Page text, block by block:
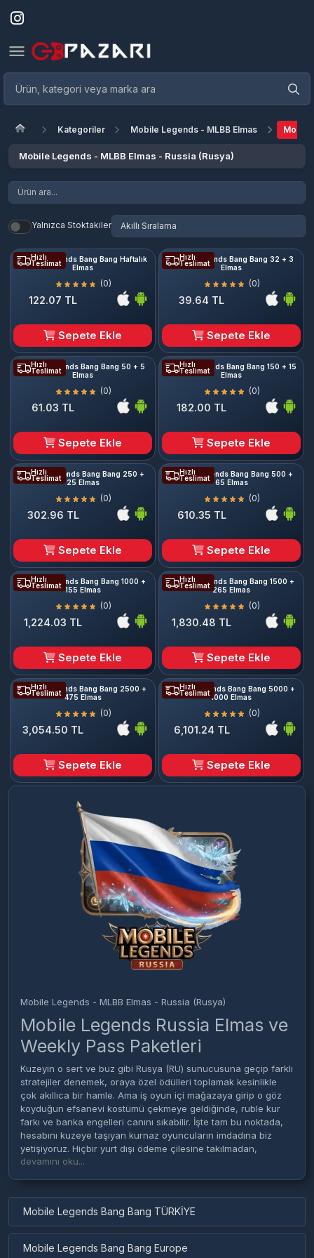
Kategoriler Mobile Legends - MLBB Elmas Mobile
Mobile Legends - MLBB Elmas - Russia (Rusya)
Yalnızca Stoktakiler
Hızlı
Teslimat
Mobile Legends Bang Bang Haftalık
Elmas
(0)
122.07 TL
Sepete Ekle
Hızlı
Teslimat
Mobile Legends Bang Bang 32 + 3
Elmas
(0)
39.64 TL
Sepete Ekle
Hızlı
Teslimat
Mobile Legends Bang Bang 50 + 5
Elmas
(0)
61.03 TL
Sepete Ekle
Hızlı
Teslimat
Mobile Legends Bang Bang 150 + 15
Elmas
(0)
182.00 TL
Sepete Ekle
Hızlı
Teslimat
Mobile Legends Bang Bang 250 +
25 Elmas
(0)
302.96 TL
Sepete Ekle
Hızlı
Teslimat
Mobile Legends Bang Bang 500 +
65 Elmas
(0)
610.35 TL
Sepete Ekle
Hızlı
Teslimat
Mobile Legends Bang Bang 1000 +
155 Elmas
(0)
1,224.03 TL
Sepete Ekle
Hızlı
Teslimat
Mobile Legends Bang Bang 1500 +
265 Elmas
(0)
1,830.48 TL
Sepete Ekle
Hızlı
Teslimat
Mobile Legends Bang Bang 2500 +
475 Elmas
(0)
3,054.50 TL
Sepete Ekle
Hızlı
Teslimat
Mobile Legends Bang Bang 5000 +
1000 Elmas
(0)
6,101.24 TL
Sepete Ekle
Mobile Legends - MLBB Elmas - Russia (Rusya)
Mobile Legends Russia Elmas ve
Weekly Pass Paketleri
Kuzeyin o sert ve buz gibi Rusya (RU) sunucusuna geçip farklı
stratejiler denemek, oraya özel ödülleri toplamak kesinlikle
çok akıllıca bir hamle. Ama iş oyun içi mağazaya girip o göz
koyduğun efsanevi kostümü çekmeye geldiğinde, ruble kur
farkı ve banka engelleri canını sıkabilir. İşte tam bu noktada,
hesabını kuzeye taşıyan kurnaz oyuncuların imdadına biz
yetişiyoruz. Hiçbir yurt dışı ödeme çilesine takılmadan,
doğrudan Rusya hesabına
sayfamıza geçiş yaparak oradaki fırsatları da inceleyebilirsin.
MLBB Russia Oyuncuları En Çok
devamını oku...
Mobile Legends Bang Bang TÜRKİYE
Mobile Legends Bang Bang Europe